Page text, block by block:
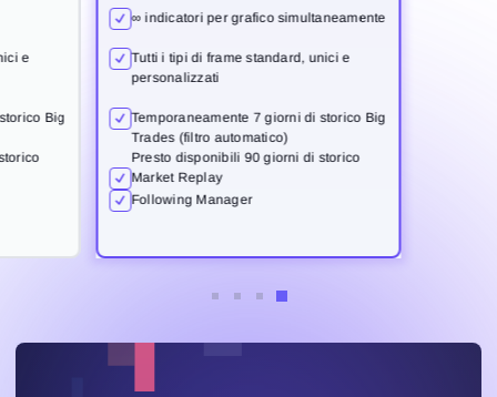
Tutti i tipi di frame standard, unici e
personalizzati
Temporaneamente 7 giorni di storico Big
Trades (filtro automatico)
Presto disponibili 90 giorni di storico
Market Replay
Following Manager
Tutti i tipi di frame standard, unici e
personalizzati
Temporaneamente 7 giorni di storico Big
Trades (filtro automatico)
Presto disponibili 90 giorni di storico
Market Replay
Following Manager
e
Big
∞ indicatori per grafico simultaneamente
Tutti i tipi di frame standard, unici e
personalizzati
Temporaneamente 7 giorni di storico Big
Trades (filtro automatico)
Presto disponibili 90 giorni di storico
Market Replay
Following Manager
Trades (filtro automatico)
Market Replay
Following Manager